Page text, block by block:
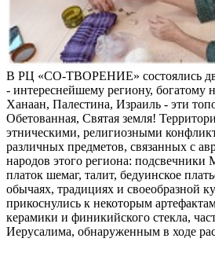
В РЦ «СО-ТВОРЕНИЕ» состоялись
- интереснейшему региону, богатому
Ханаан, Палестина, Израиль - эти
Обетованная, Святая земля!
этническими, религиозными
различных предметов, связанных с
народов этого региона:
платок шемаг, талит, бедуинское
обычаях, традициях и своеобразной
прикоснулись к некоторым
керамики и финикийского стекла,
Иерусалима, обнаруженным в ходе